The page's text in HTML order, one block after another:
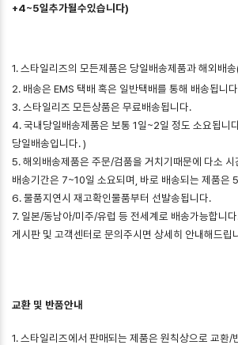
+4~5일추가될수있습니다)
1. 스타일리즈의 모든제품은 당일배송제품과 해외배
2. 배송은 EMS 택배 혹은 일반택배를 통해 배송됩니
3. 스타일리즈 모든상품은 무료배송됩니다.
4. 국내당일배송제품은 보통 1일~2일 정도 소요됩니
당일배송입니다. )
5. 해외배송제품은 주문/검품을 거치기때문에 다소 시
배송기간은 7~10일 소요되며, 바로 배송되는 제품은
6. 물품지연시 재고확인물품부터 선발송됩니다.
7. 일본/동남아/미주/유럽 등 전세계로 배송가능합니
게시판 및 고객센터로 문의주시면 상세히 안내해드립
교환 및 반품안내
1. 스타일리즈에서 판매되는 제품은 원칙상으로 교환/